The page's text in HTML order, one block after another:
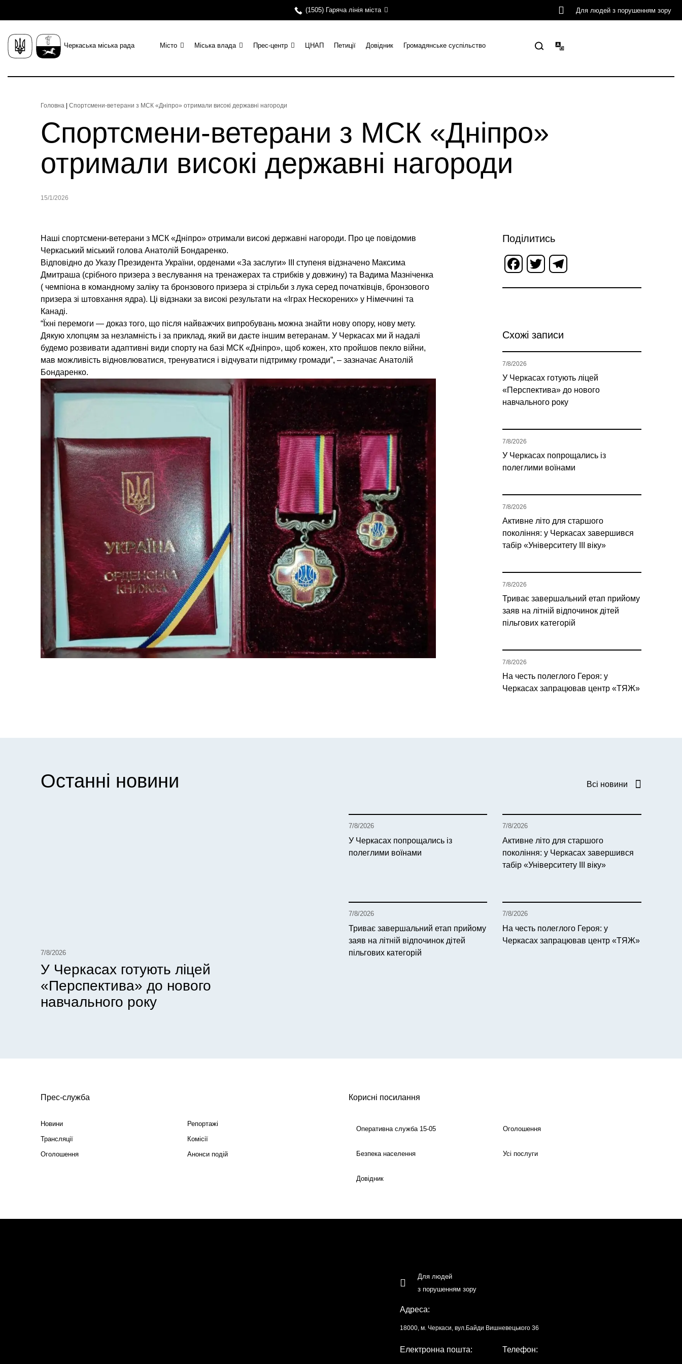
(1505) Гаряча лінія міста Для людей з порушенням зору
Черкаська міська рада Місто Міська влада Прес-центр ЦНАП Петиції Довідник Громадянське суспільство
Головна Спортсмени-ветерани з МСК «Дніпро» отримали високі державні нагороди
Спортсмени-ветерани з МСК «Дніпро»
отримали високі державні нагороди
15/1/2026
Наші спортсмени-ветерани з МСК «Дніпро» отримали високі державні нагороди. Про це повідомив
Черкаський міський голова Анатолій Бондаренко.
Відповідно до Указу Президента України, орденами «За заслуги» ІІІ ступеня відзначено Максима
Дмитраша (срібного призера з веслування на тренажерах та стрибків у довжину) та Вадима Мазніченка
( чемпіона в командному заліку та бронзового призера зі стрільби з лука серед початківців, бронзового
призера зі штовхання ядра). Ці відзнаки за високі результати на «Іграх Нескорених» у Німеччині та
Канаді.
“Їхні перемоги — доказ того, що після найважчих випробувань можна знайти нову опору, нову мету.
Дякую хлопцям за незламність і за приклад, який ви даєте іншим ветеранам. У Черкасах ми й надалі
будемо розвивати адаптивні види спорту на базі МСК «Дніпро», щоб кожен, хто пройшов пекло війни,
мав можливість відновлюватися, тренуватися і відчувати підтримку громади”, – зазначає Анатолій
Бондаренко.
Поділитись
Facebook
Twitter
Схожі записи
У Черкасах готують ліцей
«Перспектива» до нового
навчального року
7/8/2026
У Черкасах попрощались із
полеглими воїнами
7/8/2026
Активне літо для старшого
покоління: у Черкасах завершився
табір «Університету ІІІ віку»
7/8/2026
Триває завершальний етап прийому
заяв на літній відпочинок дітей
пільгових категорій
7/8/2026
На честь полеглого Героя: у
Черкасах запрацював центр «ТЯЖ»
7/8/2026
Останні новини Всі новини
7/8/2026
У Черкасах готують ліцей
«Перспектива» до нового
навчального року
7/8/2026
У Черкасах попрощались із
полеглими воїнами
7/8/2026
Активне літо для старшого
покоління: у Черкасах завершився
табір «Університету ІІІ віку»
7/8/2026
Триває завершальний етап прийому
заяв на літній відпочинок дітей
пільгових категорій
7/8/2026
На честь полеглого Героя: у
Черкасах запрацював центр «ТЯЖ»
Прес-служба
Новини
Репортажі
Трансляції
Комісії
Оголошення
Анонси подій
Корисні посилання
Оперативна служба 15-05 Оголошення
Безпека населення Усі послуги
Довідник
Для людей
з порушенням зору
Адреса:
18000, м. Черкаси, вул.Байди Вишневецького 36
Електронна пошта: Телефон: